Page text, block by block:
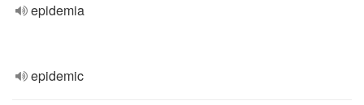
epidemia
epidemic